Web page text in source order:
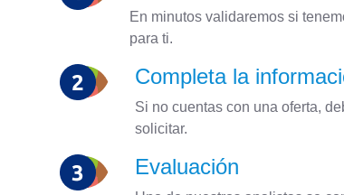
En minutos validaremos si
para ti.
Completa la
Si no cuentas con una oferta,
solicitar.
Evaluación